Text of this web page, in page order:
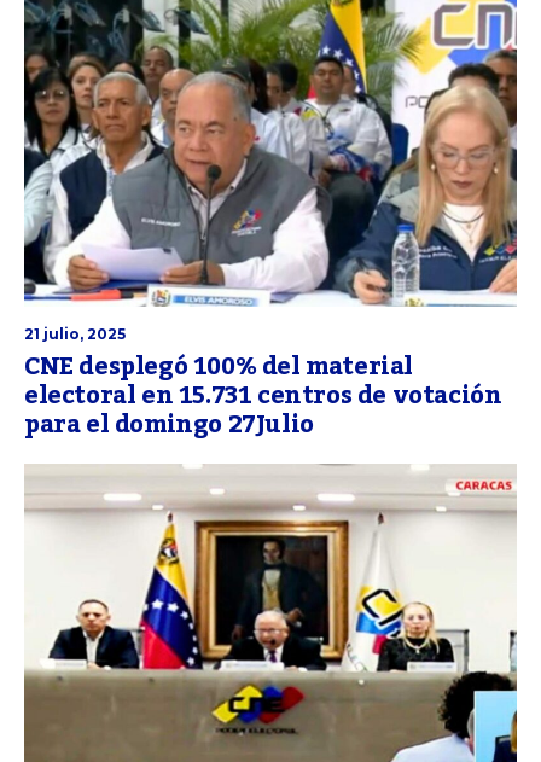
21 julio, 2025
CNE desplegó 100% del material
electoral en 15.731 centros de votación
para el domingo 27Julio